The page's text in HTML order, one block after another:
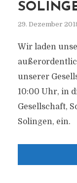
29. Dezember
Wir laden
unserer
10:00 Uhr, in
Gesellschaft,
Solingen, ein.